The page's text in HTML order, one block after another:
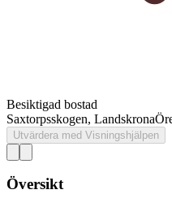
Besiktigad bostad
Saxtorpsskogen, Landskrona
Utvärdera med Visningshjälpen
Översikt